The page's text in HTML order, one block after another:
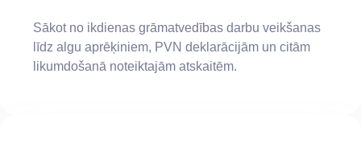
Sākot no ikdienas grāmatvedības darbu veikšanas
līdz algu aprēķiniem, PVN deklarācijām un citām
likumdošanā noteiktajām atskaitēm.